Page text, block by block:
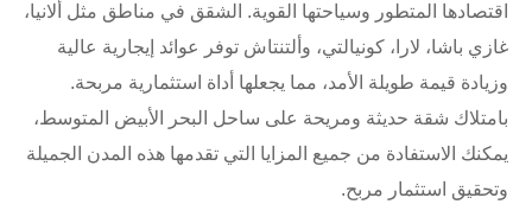
اقتصادها المتطور وسياحتها القوية. الشقق في مناطق مثل ألانيا،
غازي باشا، لارا، كونيالتي، وألتنتاش توفر عوائد إيجارية عالية
وزيادة قيمة طويلة الأمد، مما يجعلها أداة استثمارية مربحة.
بامتلاك شقة حديثة ومريحة على ساحل البحر الأبيض المتوسط،
يمكنك الاستفادة من جميع المزايا التي تقدمها هذه المدن الجميلة
وتحقيق استثمار مربح.